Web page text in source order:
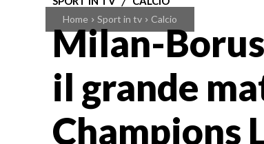
Home Sport in tv Calcio
Milan-
il grande
Champions